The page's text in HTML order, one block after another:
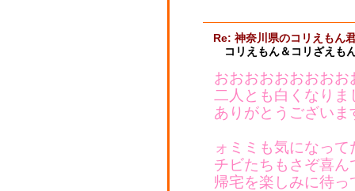
Re: 神奈川県のコリえもん
コリえもん＆コリざえも
おおおおおおおおお
二人とも白くなり
ありがとうございま
ォミミも気になっ
チビたちもさぞ喜
帰宅を楽しみに待